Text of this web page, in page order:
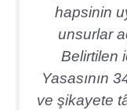
hapsinin
unsurlar
Belirtilen
Yasasının
ve şikayete